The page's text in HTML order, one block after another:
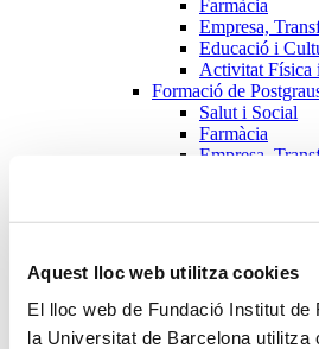
Aquest lloc web utilitza cookies
El lloc web de Fundació Institut de
la Universitat de Barcelona utilitza
Farmàcia
Empresa,
Educació i
Activitat Física
Formació de
Salut i Social
Farmàcia
Empresa,
Activitat
Cursos
Farmàcia
Empresa,
Educació i